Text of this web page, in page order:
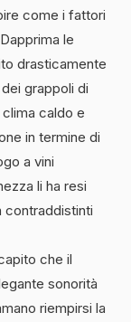
come i fattori
le
drasticamente
grappoli di
caldo e
in termine di
a vini
li ha resi
contraddistinti
che il
sonorità
riempirsi la